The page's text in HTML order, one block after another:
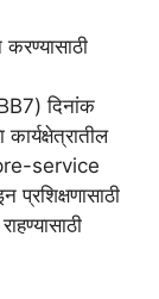
दिनांक
(pre-service